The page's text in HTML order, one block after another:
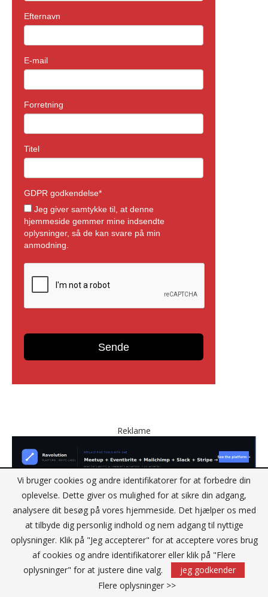
Reklame
Vi bruger cookies og andre identifikatorer for at forbedre din
oplevelse. Dette giver os mulighed for at sikre din adgang,
analysere dit besøg på vores hjemmeside. Det hjælper os med
at tilbyde dig personlig indhold og nem adgang til nyttige
oplysninger. Klik på "Jeg accepterer" for at acceptere vores brug
af cookies og andre identifikatorer eller klik på "Flere
oplysninger" for at justere dine valg.
jeg godkender
Flere oplysninger >>